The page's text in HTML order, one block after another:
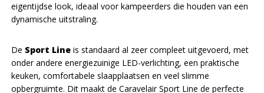
eigentijdse look, ideaal voor kampeerders die houden van een
dynamische uitstraling.
De Sport Line is standaard al zeer compleet uitgevoerd, met
onder andere energiezuinige LED-verlichting, een praktische
keuken, comfortabele slaapplaatsen en veel slimme
opbergruimte. Dit maakt de Caravelair Sport Line de perfecte